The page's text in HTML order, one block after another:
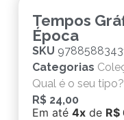
Tempos
Época
SKU
Categorias
Qual é o seu tipo?
R$ 24,00
Em até 4x de